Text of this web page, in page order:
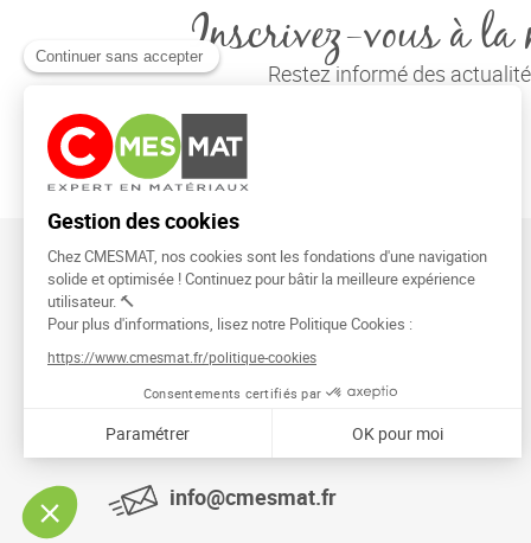
Inscrivez-vous à la
Restez informé des
CMESMAT
91026 EVRY COURCOURONNES
info@cmesmat.fr